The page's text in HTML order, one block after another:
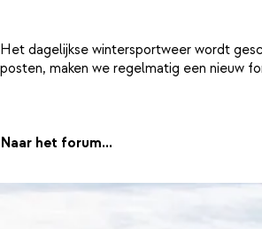
Het dagelijkse wintersportweer wordt
posten, maken we regelmatig een nieuw
Naar het forum...